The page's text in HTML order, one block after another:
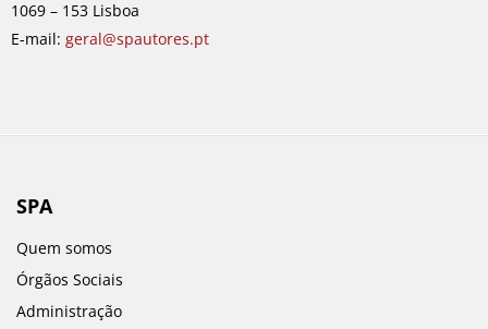
m
1069 – 153 Lisboa
E-mail: geral@spautores.pt
SPA
Quem somos
Órgãos Sociais
Administração